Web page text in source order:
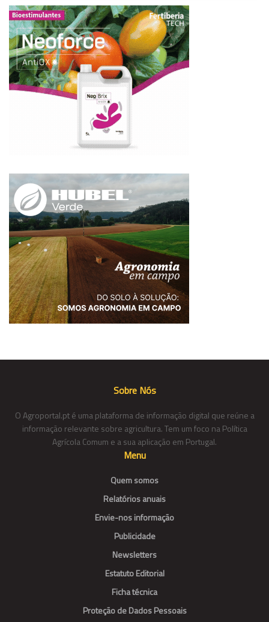
Sobre Nós
O Agroportal.pt é uma plataforma de informação digital que reúne a
informação relevante sobre agricultura. Tem um foco na Política
Agrícola Comum e a sua aplicação em Portugal.
Menu
Quem somos
Relatórios anuais
Envie-nos informação
Publicidade
Newsletters
Estatuto Editorial
Ficha técnica
Proteção de Dados Pessoais